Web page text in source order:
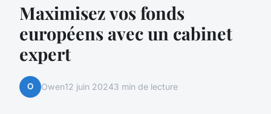
Maximisez vos fonds
européens avec un cabinet
expert
O Owen12 juin 20243 min de lecture